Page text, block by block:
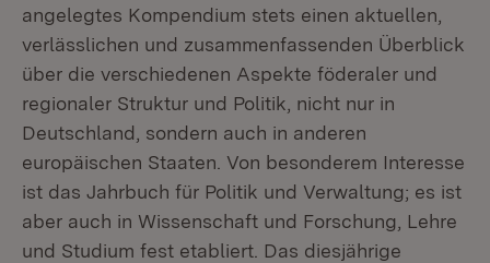
angelegtes Kompendium stets einen aktuellen,
verlässlichen und zusammen­fassenden Überblick
über die verschiedenen Aspekte föderaler und
regionaler Struktur und Politik, nicht nur in
Deutschland, sondern auch in anderen
europäischen Staaten. Von besonderem Interesse
ist das Jahrbuch für Politik und Verwaltung; es ist
aber auch in Wissenschaft und For­schung, Lehre
und Studium fest etabliert. Das diesjährige